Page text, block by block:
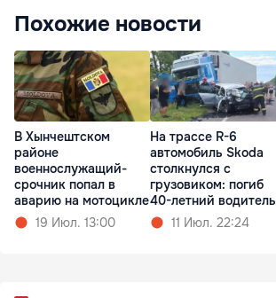
Похожие новости
В Хынчештском
районе
военнослужащий-
срочник попал в
аварию на мотоцикле
19 Июл. 13:00
На трассе R-6
автомобиль Skoda
столкнулся с
грузовиком: погиб
40-летний водитель
11 Июл. 22:24